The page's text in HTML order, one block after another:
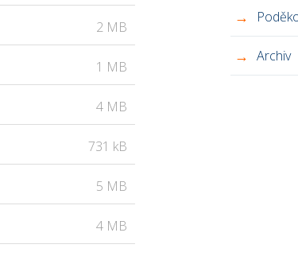
2 MB
1 MB
4 MB
731 kB
5 MB
4 MB
Archiv